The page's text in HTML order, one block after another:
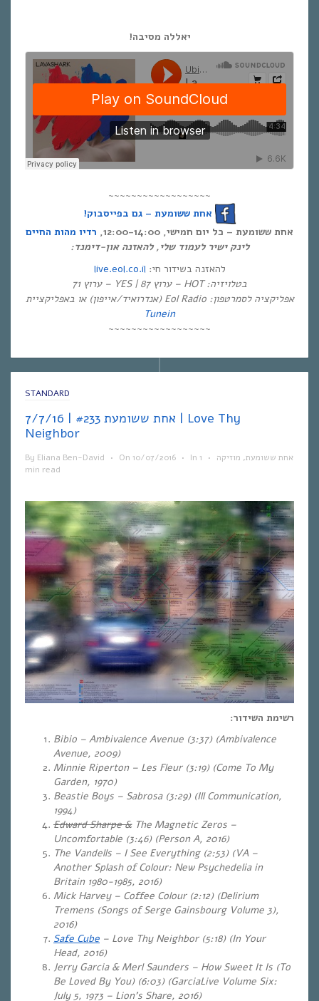
יאללה מסיבה!
~~~~~~~~~~~~~~~~~~
אחת ששומעת – גם בפייסבוק!
אחת ששומעת – כל יום חמישי, 12:00-14:00,
רדיו מהות החיים
לינק ישיר לעמוד שלי, להאזנה און-דימנד:
להאזנה בשידור חי: live.eol.co.il
בטלויזיה: HOT – ערוץ 87 | YES – ערוץ 71
אפליקציה לסמרטפון: Eol Radio (אנדרואיד/אייפון) או באפליקציית
Tunein
~~~~~~~~~~~~~~~~~~
STANDARD
אחת ששומעת #233 | 7/7/16 | Love Thy
Neighbor
By Eliana Ben-David • On 10/07/2016 • In אחת ששומעת, מוזיקה •
1
min read
רשימת השידור:
Bibio – Ambivalence Avenue (3:37) (Ambivalence
Avenue, 2009)
Minnie Riperton – Les Fleur (3:19) (Come To My
Garden, 1970)
Beastie Boys – Sabrosa (3:29) (Ill Communication,
1994)
Edward Sharpe &The Magnetic Zeros –
Uncomfortable (3:46) (Person A, 2016)
The Vandells – I See Everything (2:53) (VA –
Another Splash of Colour: New Psychedelia in
Britain 1980-1985, 2016)
Mick Harvey – Coffee Colour (2:12) (Delirium
Tremens (Songs of Serge Gainsbourg Volume 3),
2016)
Safe Cube – Love Thy Neighbor (5:18) (In Your
Head, 2016)
Jerry Garcia & Merl Saunders – How Sweet It Is (To
Be Loved By You) (6:03) (GarciaLive Volume Six:
July 5, 1973 – Lion’s Share, 2016)